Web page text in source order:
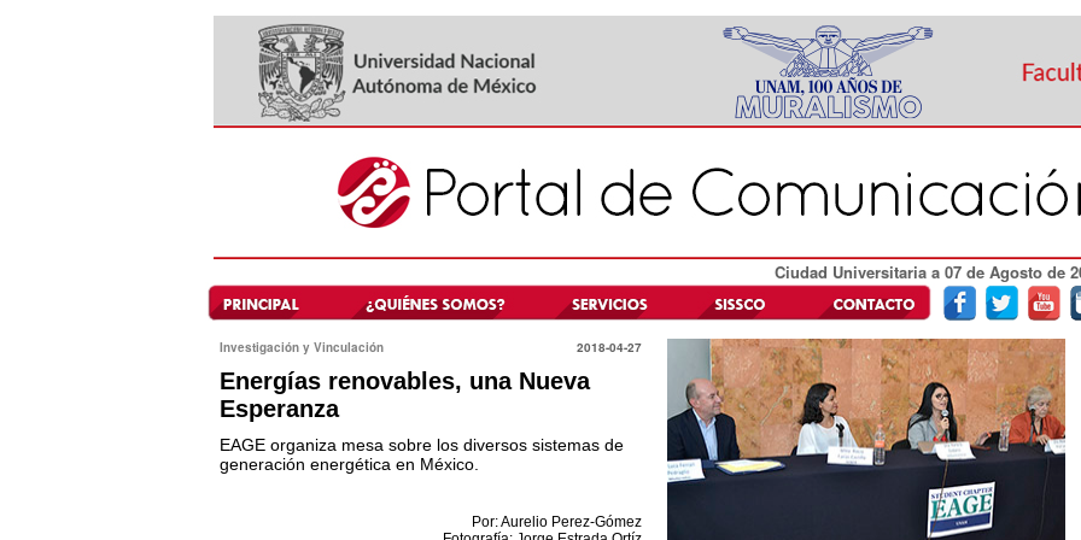
Ciudad Universitaria a 07 de Agosto de
Investigación y Vinculación 2018-04-27
Energías renovables, una Nueva
Esperanza
EAGE organiza mesa sobre los diversos sistemas de
generación energética en México.
Por: Aurelio Perez-Gómez